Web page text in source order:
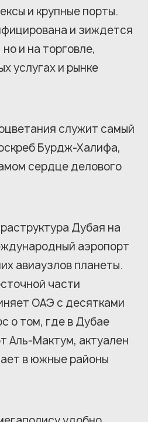
и крупные порты.
и зиждется
и на торговле,
услугах и рынке
служит самый
Бурдж-Халифа,
сердце делового
Дубая на
аэропорт
авиаузлов планеты.
части
ОАЭ с десятками
о том, где в Дубае
Аль-Мактум, актуален
в южные районы